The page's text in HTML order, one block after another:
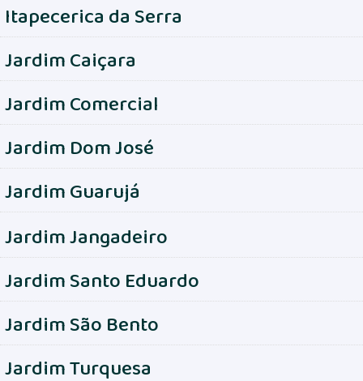
Itapecerica da Serra
Jardim Caiçara
Jardim Comercial
Jardim Dom José
Jardim Guarujá
Jardim Jangadeiro
Jardim Santo Eduardo
Jardim São Bento
Jardim Turquesa